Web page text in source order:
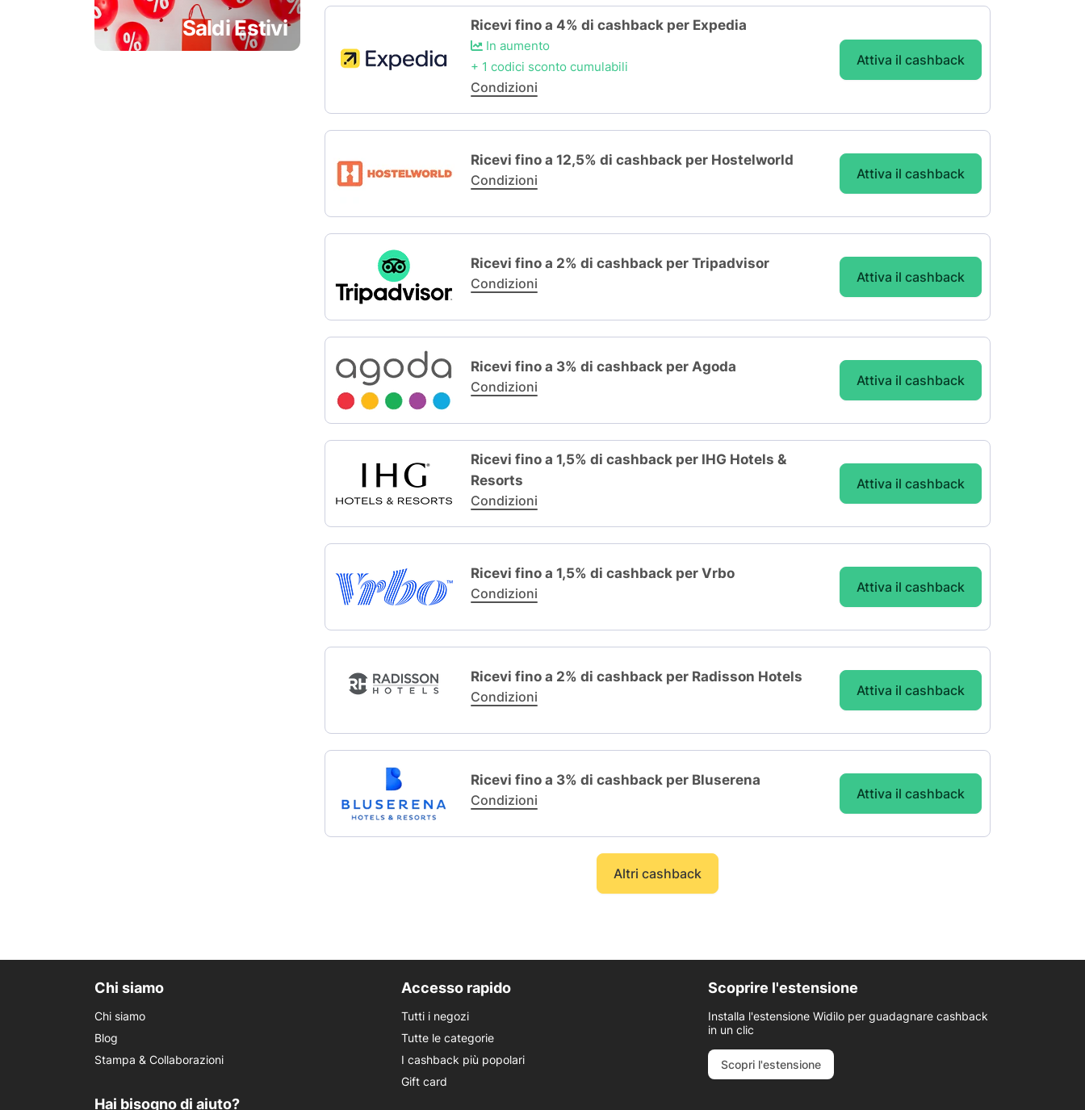
Ricevi fino a 4% di cashback per Expedia
In aumento
+ 1 codici sconto cumulabili
Condizioni
Attiva il cashback
Ricevi fino a 12,5% di cashback per Hostelworld
Condizioni
Attiva il cashback
Ricevi fino a 2% di cashback per Tripadvisor
Condizioni
Attiva il cashback
Ricevi fino a 3% di cashback per Agoda
Condizioni
Attiva il cashback
Ricevi fino a 1,5% di cashback per IHG Hotels &
Resorts
Condizioni
Attiva il cashback
Ricevi fino a 1,5% di cashback per Vrbo
Condizioni
Attiva il cashback
Ricevi fino a 2% di cashback per Radisson Hotels
Condizioni
Attiva il cashback
Ricevi fino a 3% di cashback per Bluserena
Condizioni
Attiva il cashback
Altri cashback
Saldi Estivi
Chi siamo
Chi siamo
Blog
Stampa & Collaborazioni
Hai bisogno di aiuto?
Accesso rapido
Tutti i negozi
Tutte le categorie
I cashback più popolari
Gift card
Scoprire l'estensione
Installa l'estensione Widilo per guadagnare cashback
in un clic
Scopri l'estensione